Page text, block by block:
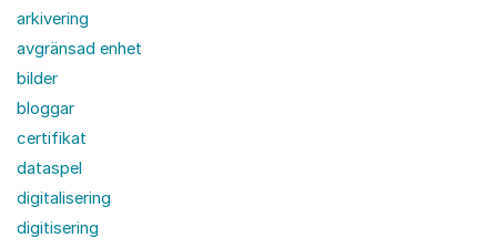
arkivering
avgränsad enhet
bilder
bloggar
certifikat
dataspel
digitalisering
digitisering